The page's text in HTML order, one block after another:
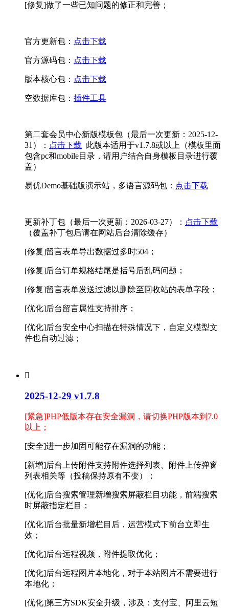
[修复]做了一些已知问题的修正和完善；
官方更新包： 点击下载
官方源码包： 点击下载
版本核心包： 点击下载
空数据库包： 插件工具
第二套会员中心新版模板包（最后一次更新：2025-12-
31）： 点击下载 此版本适用于v1.7.8或以上（模板里面
包含pc和mobile目录，请用户结合自身模板目录进行覆
盖）
易优Demo基础版演示站，多语言源码包： 点击下载
更新补丁包（最后一次更新：2026-03-27）： 点击下载
（覆盖补丁包后请在网站后台清除缓存）
[修复]留言表单导出数据过多时504；
[修复]后台订单规格结尾是括号后乱码问题；
[修复]留言表单发送过滤以删除至回收站的表单字段；
[优化]后台留言属性支持排序；
[优化]后台安全中心扫描在特殊情况下，自定义模型文
件也自动过滤；

2025-12-29 v1.7.8
[紧急]PHP低版本存在安全漏洞，请切换PHP版本到7.0
以上；
[安全]进一步加固可能存在漏洞的功能；
[新增]后台上传附件支持附件选择列表、附件上传弹窗
列表相关等（投稿保持原有不变）；
[优化]后台搜索管理新增搜索屏蔽栏目功能，前端搜索
时屏蔽指定栏目；
[优化]后台批量新增栏目后，运营模式下前台立即生
效；
[优化]后台远程视频，附件提取优化；
[优化]后台远程图片本地化，对于本站图片不需要进行
本地化；
[优化]第三方SDK安全升级，涉及：支付宝、阿里云短